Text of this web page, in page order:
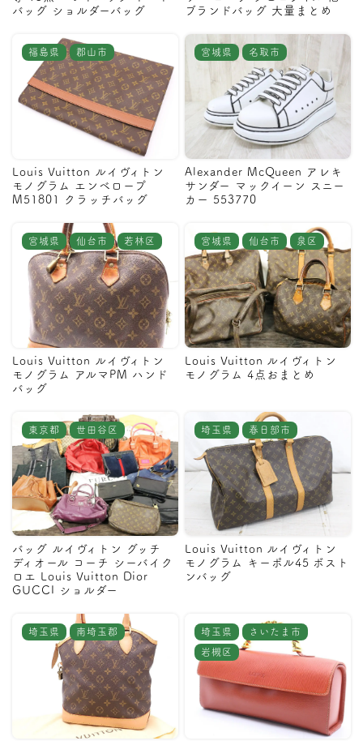
バッグ ショルダーバッグ
ブランドバッグ 大量まとめ
福島県 郡山市
Louis Vuitton ルイヴィトン
モノグラム エンベロープ
M51801 クラッチバッグ
宮城県 名取市
Alexander McQueen アレキ
サンダー マックイーン スニー
カー 553770
宮城県 仙台市 若林区
Louis Vuitton ルイヴィトン
モノグラム アルマPM ハンド
バッグ
宮城県 仙台市 泉区
Louis Vuitton ルイヴィトン
モノグラム 4点おまとめ
東京都 世田谷区
バッグ ルイヴィトン グッチ
ディオール コーチ シーバイク
ロエ Louis Vuitton Dior
GUCCI ショルダー
埼玉県 春日部市
Louis Vuitton ルイヴィトン
モノグラム キーポル45 ボスト
ンバッグ
埼玉県 南埼玉郡 埼玉県 さいたま市
岩槻区